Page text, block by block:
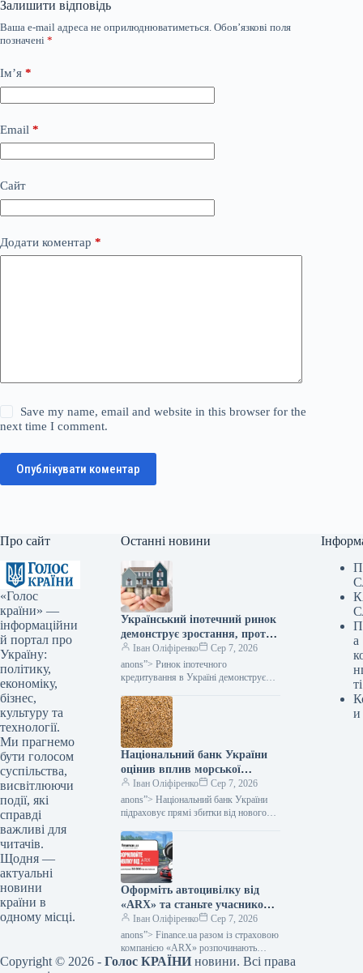
Залишити відповідь
Ваша e-mail адреса не оприлюднюватиметься. Обов’язкові поля
позначені *
Ім’я *
Email *
Сайт
Додати коментар *
Save my name, email and website in this browser for the
next time I comment.
Опублікувати коментар
Про сайт
«Голос
країни» —
інформаційни
й портал про
Україну:
політику,
економіку,
бізнес,
культуру та
технології.
Ми прагнемо
бути голосом
суспільства,
висвітлюючи
події, які
справді
важливі для
читачів.
Щодня —
актуальні
новини
країни в
одному місці.
Останні новини
Український іпотечний ринок
демонструє зростання, проте
без державної підтримки його
функціонування залишається
мінімальним, зазначає
Іван Оліфіренко
Сер 7, 2026
anons”> Ринок іпотечного
кредитування в Україні демонструє
прогрес значною мірою спирається на
програми державної допомоги. Як…
Національний банк України
оцінив вплив морської
блокади: які збитки очікують
український експорт –
Міністерство фінансів
Іван Оліфіренко
Сер 7, 2026
anons”> Національний банк України
підраховує прямі збитки від нового
понад 2 мільярди доларів експортних
надходжень…
Оформіть автоцивілку від
«ARX» та станьте учасником
розіграшу 30 000 гривень на
пальне — Мінфін
Іван Оліфіренко
Сер 7, 2026
anons”> Finance.ua разом із страховою
компанією «ARX» розпочинають
кампанію для
а
ті
и
Copyright © 2026 - Голос КРАЇНИ новини. Всі права